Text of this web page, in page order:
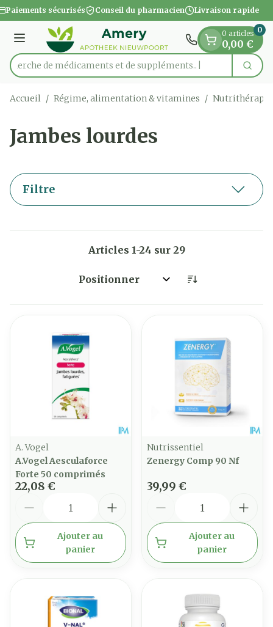
Aller au contenu
1 de 1
Paiements sécurisés Conseil du pharmacien Livraison rapide
Menu
Rechercher
Recherche de médicament
0 articles
0,00 €
0
Accueil / Régime, alimentation & vitamines /
Jambes lourdes
Filtre
Articles 1-24 sur 29
Trier par:
A. Vogel
A.Vogel Aesculaforce
Forte 50 comprimés
22,08 €
Ajouter au
panier
Nutrissentiel
Zenergy Comp 90 Nf
39,99 €
Ajouter au
panier